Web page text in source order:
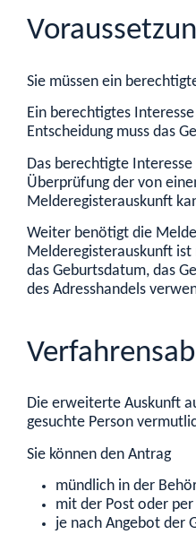
Sie müssen ein
Ein berechtigtes
Entscheidung muss das
Das berechtigte
Überprüfung der von
Melderegisterauskunft
Weiter benötigt die
Melderegisterauskunft ist
das Geburtsdatum, das
des Adresshandels
Die erweiterte Auskunft
gesuchte Person
Sie können den Antrag
mündlich in der
mit der Post oder
je nach Angebot der